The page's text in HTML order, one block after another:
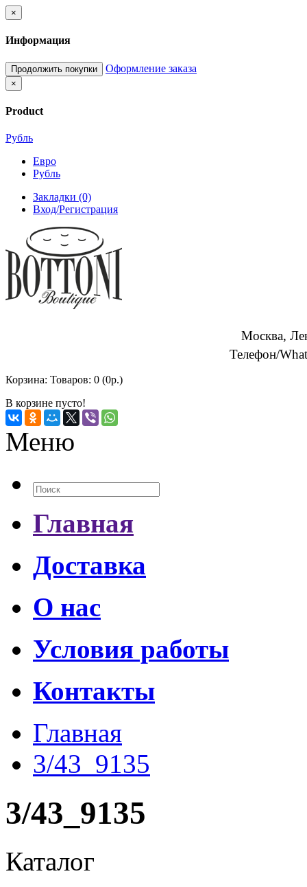
×
Информация
Продолжить покупки Оформление заказа
×
Product
Рубль
Евро
Рубль
Закладки (0)
Вход/Регистрация
Москва,
Телефон/
Корзина: Товаров: 0 (0р.)
В корзине пусто!
Меню
Главная
Доставка
О нас
Условия работы
Контакты
Главная
3/43_9135
3/43_9135
Каталог